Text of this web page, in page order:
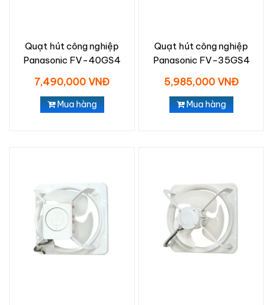
Quạt hút công nghiệp
Panasonic FV-40GS4
7,490,000 VNĐ
Mua hàng
Quạt hút công nghiệp
Panasonic FV-35GS4
5,985,000 VNĐ
Mua hàng